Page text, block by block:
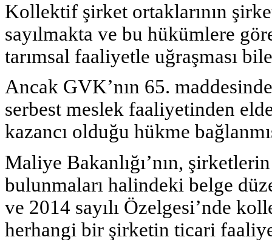
Kollektif şirket ortaklarının
sayılmakta ve bu hükümlere
tarımsal faaliyetle uğraşması
Ancak GVK’nın 65.
serbest meslek faaliyetinden
kazancı olduğu hükme
Maliye Bakanlığı’nın,
bulunmaları halindeki belge
ve 2014 sayılı Özelgesi’nde
herhangi bir şirketin ticari